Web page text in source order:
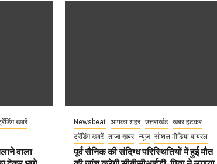
खबरें
वाला
Newsbeat आपका शहर उत्तराखंड खबर हटकर
ट्रेंडिंग खबरें ताज़ा ख़बर न्यूज़ सोशल मीडिया वायरल
पूर्व सैनिक की संदिग्ध परिस्थितियों में हुई मौत